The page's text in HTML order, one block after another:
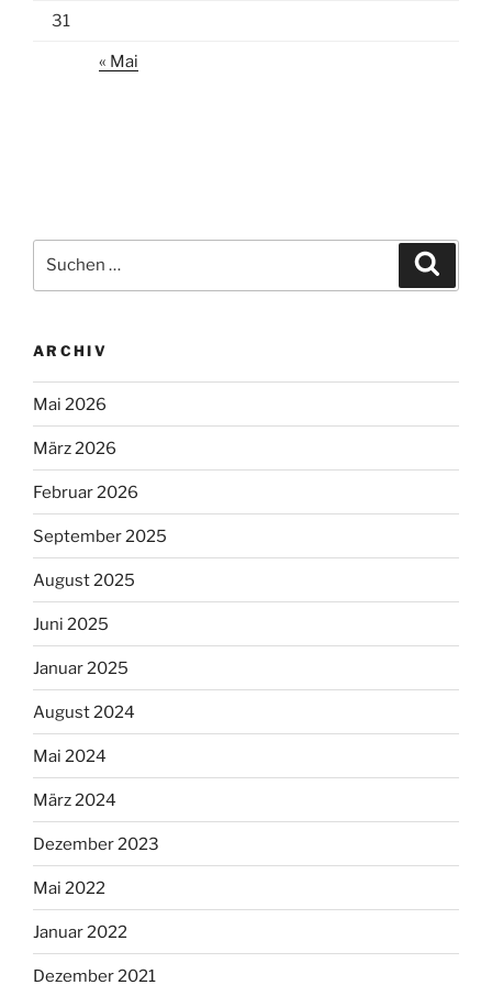
31
« Mai
nach:
ARCHIV
Mai 2026
März 2026
Februar 2026
September 2025
August 2025
Juni 2025
Januar 2025
August 2024
Mai 2024
März 2024
Dezember 2023
Mai 2022
Januar 2022
Dezember 2021